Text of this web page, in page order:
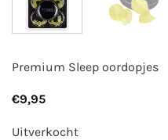
Premium Sleep oordopjes
€9,95
Uitverkocht